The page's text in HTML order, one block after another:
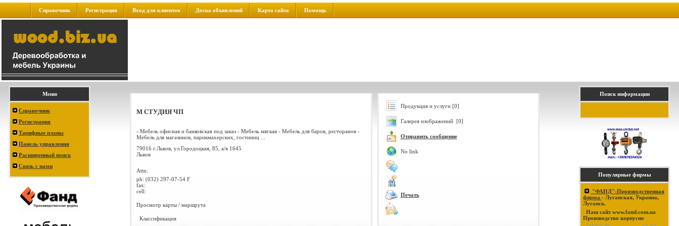
Справочник Регистрация Вход для клиентов Доска объявлений Карта сайта Помощь
Меню
Справочник
Регистрация
Тарифные планы
Панель управления
Расширенный поиск
Связь с нами
М СТУДИЯ ЧП
- Мебель офисная и банковская под заказ - Мебель мягкая - Мебель для баров, ресторанов -
Мебель для магазинов, парикмахерских, гостиниц ...
79016 г.Львов, ул.Городоцкая, 85, а/я 1645
Львов
Attn:
ph: (032) 297-07-54 F
fax:
cell:
Просмотр карты / маршрута
Классификация
Продукция и услуги [0]
Галерея изображений [0]
Отправить сообщение
No link
Печать
Поиск информации
Популярные фирмы
"ФАНД"-Производственная
фирма - Луганская, Украина,
Луганск.
Наш сайт www.fand.com.ua
Производство корпусно